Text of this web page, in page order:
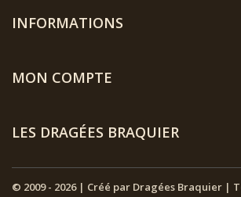
INFORMATIONS
© 2009 - 2026 | Créé par Dragées Braquier |
MON COMPTE
LES DRAGÉES BRAQUIER